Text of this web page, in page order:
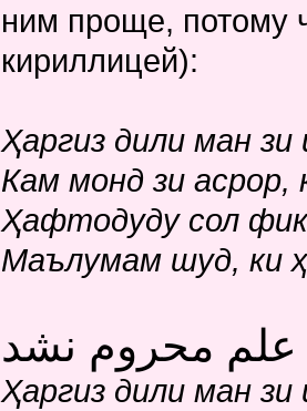
ним проще, потому
кириллицей):
Ҳаргиз дили ман
Кам монд зи
Ҳафтодуду сол
Маълумам шуд, ки
محروم نشد
Ҳаргиз дили ман